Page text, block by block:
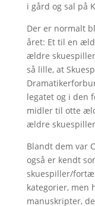
i gård og sal på
Der er normalt
året: Et til en
ældre
så lille, at
legatet og i den
midler til otte
ældre
Blandt dem var
også er kendt
skuespiller/
kategorier, men
manuskripter,